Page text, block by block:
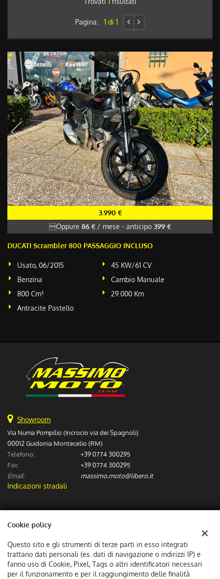
Pagina:1 di 1
3.990 €
Oppure 86 € / mese - anticipo 399 €
DUCATI Scrambler 800 PASSAGGIO INCLUSO
Usato, 06/2015
45 KW/61 CV
Benzina
Cambio Manuale
800 Cm³
29.000 Km
Antracite Pastello
Showroom
Via Numa Pompilio (Incrocio via dei Spagnoli)
00012 Guidonia Montecelio (RM)
Telefono:
+39 0774 300295
Fax:
+39 0774 300295
Email:
massimo.moto@libero.it
Indicazioni stradali
Dati fiscali:
Massimo Moto Sas
Via Numa Pompilio (Incrocio via dei Spagnoli), Guidonia Montecelio
C.F/P.IVA: 06307601002
Registro delle imprese:RM
Cookie policy
Questo sito e gli strumenti di terze parti in esso integrati
trattano dati personali (es. dati di navigazione o indirizzi IP) e
fanno uso di Cookie, Pixel, Tags o altri identificatori necessari
per il funzionamento e per il raggiungimento delle finalità